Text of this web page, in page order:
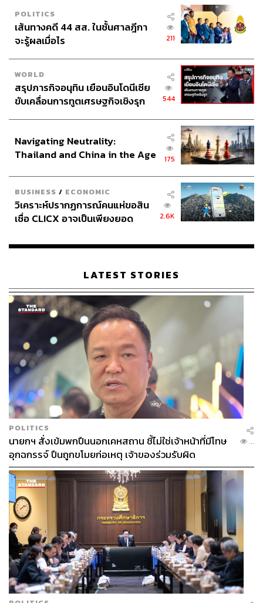
ประสงค์หลักของการพัฒนาวัคซีนมีจุดเริ่มต้นจากความกังวล
ในสังคมมาตั้งแต่ต้น ในแง่ที่ว่ามันกำลังทำลายชีวิตของผู้คน
เศรษฐกิจ เสถียรภาพทางการเมือง และดำเนินไปท่ามกลาง
ความคาดหวังจากมวลมนุษย์ทั่วโลก
เชื้อที่ได้มาจากสภาพแวดล้อมจะถูกนำมาทดลองและพัฒนา
ต่อในห้องทดลอง กระบวนการดังกล่าวนี้แม้ว่าจะดำเนินไป
ในพื้นที่ปิด แต่ก็มักจะถูกจับตามองจากสังคมอย่างใกล้ชิด ขั้น
ตอนต่างๆ ไม่ว่าจะแนวทางของการพัฒนา เช่น การใช้เชื้อ
ตาย การตัดต่อและสังเคราะห์สารพันธุกรรมจากส่วนต่างๆ
ของไวรัส การทดลองในสัตว์ การทดลองในมนุษย์ การนำ
เสนอความก้าวหน้าและประสิทธิภาพ ตลอดจนการได้รับการ
รับรองจากสถาบันสาธารณสุขระดับชาติและหน่วยงาน
ระหว่างประเทศอย่าง World Health Organization ล้วนแล้ว
แต่เป็นกระบวนการที่ถูกตรวจสอบและวิพากษ์วิจารณ์จาก
สังคมแทบทั้งสิ้น
ท่ามกลางการแพร่ระบาดของเชื้อโควิด สิ่งที่แพร่หลาย
อภิปราย และการให้คุณค่าต่อวัคซีนที่กระจายอยู่ทั่วทุกอณู
ของสังคมโลก
วัคซีนเกิดขึ้นท่ามกลางพลวัตและความคาดหวังของสังคม
การพัฒนาวัคซีนนั้นจุดเริ่มต้นที่แท้จริง ล้วน
มาจากการเก็บตัวอย่างของเชื้อไวรัสที่แพร่
อยู่ในสังคม
สังคมของวัคซีน วัคซีนในสังคม
ว่าด้วย ‘วัคซีนที่ดี’ และ
‘วัคซีนที่ดีน้อยกว่า’
POLITICS
เส้นทางคดี 44 สส. ในชั้นศาลฎีกา
จะรู้ผลเมื่อไร
211
WORLD
สรุปภารกิจอนุทิน เยือนอินโดนีเซีย
ขับเคลื่อนการทูตเศรษฐกิจเชิงรุก
544
Navigating Neutrality:
Thailand and China in the Age
175
BUSINESS / ECONOMIC
วิเคราะห์ปรากฏการณ์คนแห่ขอสิน
เชื่อ CLICX อาจเป็นเพียงยอด
เรือนไทยที่ถูกซุกไว้
2.6K
LATEST STORIES
POLITICS
นายกฯ สั่งเข้มพกปืนนอกเคหสถาน ชี้ไม่ใช่เจ้าหน้าที่มีโทษ
อุกฉกรรจ์ ปืนถูกขโมยก่อเหตุ เจ้าของร่วมรับผิด
...